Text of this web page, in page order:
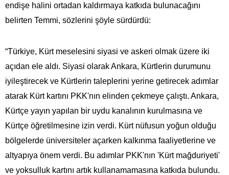
endişe halini ortadan kaldırmaya katkıda bulunacağını
belirten Temmi, sözlerini şöyle sürdürdü:
“Türkiye, Kürt meselesini siyasi ve askeri olmak üzere iki
açıdan ele aldı. Siyasi olarak Ankara, Kürtlerin durumunu
iyileştirecek ve Kürtlerin taleplerini yerine getirecek adımlar
atarak Kürt kartını PKK'nın elinden çekmeye çalıştı. Ankara,
Kürtçe yayın yapılan bir uydu kanalının kurulmasına ve
Kürtçe öğretilmesine izin verdi. Kürt nüfusun yoğun olduğu
bölgelerde üniversiteler açarken kalkınma faaliyetlerine ve
altyapıya önem verdi. Bu adımlar PKK'nın 'Kürt mağduriyeti'
ve yoksulluk kartını artık kullanamamasına katkıda bulundu.